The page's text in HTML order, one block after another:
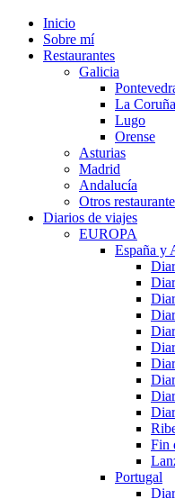
Inicio
Sobre mí
Restaurantes
Galicia
La Coruña
Lugo
Orense
Asturias
Madrid
Andalucía
Otros
Diarios de viajes
EUROPA
España y
Fin
Portugal